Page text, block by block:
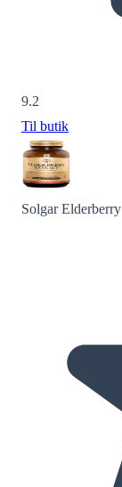
9.2
Til butik
Solgar Elderberry